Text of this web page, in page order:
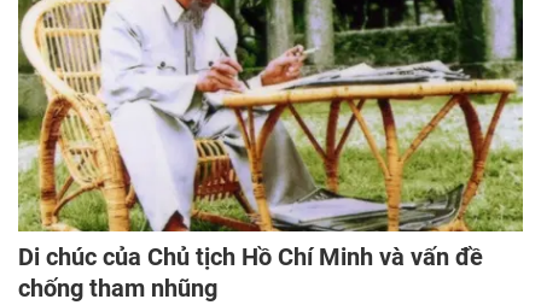
Di chúc của Chủ tịch Hồ Chí Minh và vấn đề
chống tham nhũng